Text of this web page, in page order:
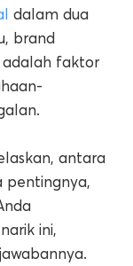
dalam dua
brand
adalah faktor
antara
pentingnya,
ini,